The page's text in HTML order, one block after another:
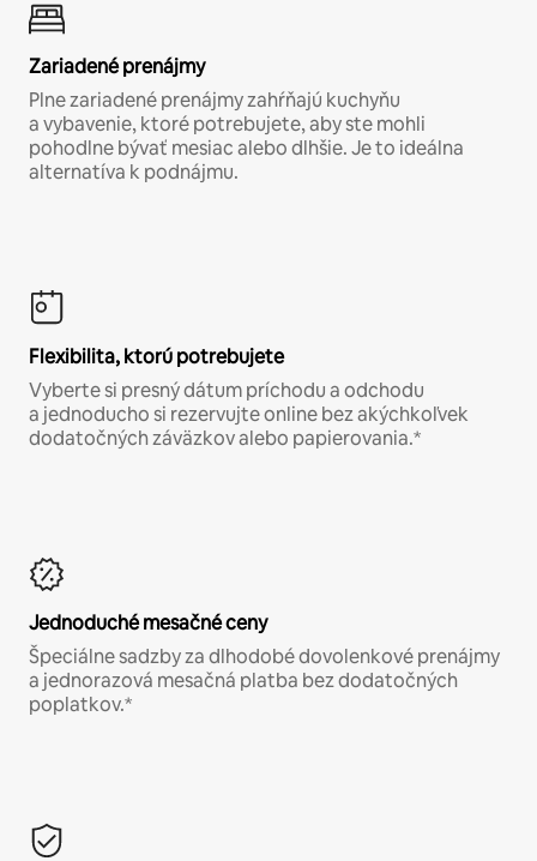
Zariadené prenájmy
Plne zariadené prenájmy zahŕňajú kuchyňu
a vybavenie, ktoré potrebujete, aby ste mohli
pohodlne bývať mesiac alebo dlhšie. Je to ideálna
alternatíva k podnájmu.
Flexibilita, ktorú potrebujete
Vyberte si presný dátum príchodu a odchodu
a jednoducho si rezervujte online bez akýchkoľvek
dodatočných záväzkov alebo papierovania.*
Jednoduché mesačné ceny
Špeciálne sadzby za dlhodobé dovolenkové prenájmy
a jednorazová mesačná platba bez dodatočných
poplatkov.*